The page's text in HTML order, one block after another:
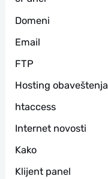
Domeni
Email
FTP
Hosting obaveštenja
htaccess
Internet novosti
Kako
Klijent panel